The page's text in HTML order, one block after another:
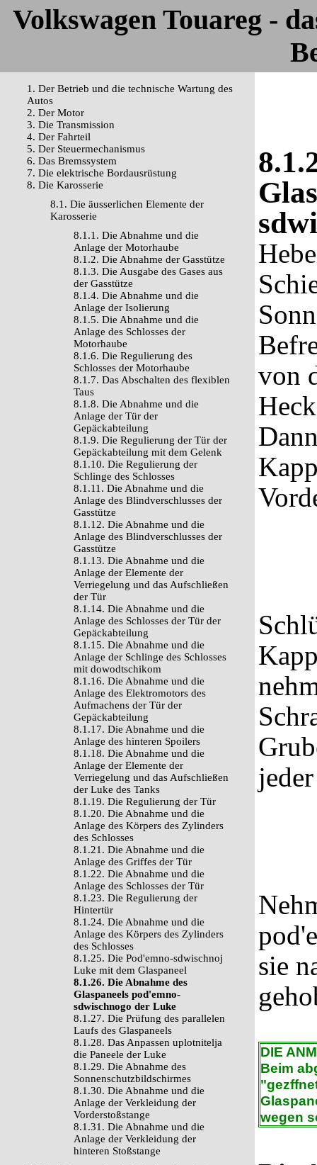
Volkswagen Touareg -
1. Der Betrieb und die technische Wartung des
Autos
2. Der Motor
3. Die Transmission
4. Der Fahrteil
5. Der Steuermechanismus
6. Das Bremssystem
7. Die elektrische Bordausrüstung
8. Die Karosserie
8.1. Die äusserlichen Elemente der
Karosserie
8.1.1. Die Abnahme und die
Anlage der Motorhaube
8.1.2. Die Abnahme der Gasstütze
8.1.3. Die Ausgabe des Gases aus
der Gasstütze
8.1.4. Die Abnahme und die
Anlage der Isolierung
8.1.5. Die Abnahme und die
Anlage des Schlosses der
Motorhaube
8.1.6. Die Regulierung des
Schlosses der Motorhaube
8.1.7. Das Abschalten des flexiblen
Taus
8.1.8. Die Abnahme und die
Anlage der Tür der
Gepäckabteilung
8.1.9. Die Regulierung der Tür der
Gepäckabteilung mit dem Gelenk
8.1.10. Die Regulierung der
Schlinge des Schlosses
8.1.11. Die Abnahme und die
Anlage des Blindverschlusses der
Gasstütze
8.1.12. Die Abnahme und die
Anlage des Blindverschlusses der
Gasstütze
8.1.13. Die Abnahme und die
Anlage der Elemente der
Verriegelung und das Aufschließen
der Tür
8.1.14. Die Abnahme und die
Anlage des Schlosses der Tür der
Gepäckabteilung
8.1.15. Die Abnahme und die
Anlage der Schlinge des Schlosses
mit dowodtschikom
8.1.16. Die Abnahme und die
Anlage des Elektromotors des
Aufmachens der Tür der
Gepäckabteilung
8.1.17. Die Abnahme und die
Anlage des hinteren Spoilers
8.1.18. Die Abnahme und die
Anlage der Elemente der
Verriegelung und das Aufschließen
der Luke des Tanks
8.1.19. Die Regulierung der Tür
8.1.20. Die Abnahme und die
Anlage des Körpers des Zylinders
des Schlosses
8.1.21. Die Abnahme und die
Anlage des Griffes der Tür
8.1.22. Die Abnahme und die
Anlage des Schlosses der Tür
8.1.23. Die Regulierung der
Hintertür
8.1.24. Die Abnahme und die
Anlage des Körpers des Zylinders
des Schlosses
8.1.25. Die Pod'emno-sdwischnoj
Luke mit dem Glaspaneel
8.1.26. Die Abnahme des
Glaspaneels pod'emno-
sdwischnogo der Luke
8.1.27. Die Prüfung des parallelen
Laufs des Glaspaneels
8.1.28. Das Anpassen uplotnitelja
die Paneele der Luke
8.1.29. Die Abnahme des
Sonnenschutzbildschirmes
8.1.30. Die Abnahme und die
Anlage der Verkleidung der
Vorderstoßstange
8.1.31. Die Abnahme und die
Anlage der Verkleidung der
hinteren Stoßstange
von
sie
DIE
Beim
wegen